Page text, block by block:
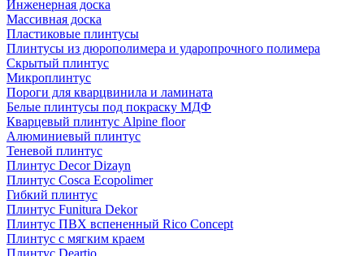
Инженерная доска
Массивная доска
Пластиковые плинтусы
Плинтусы из дюрополимера и ударопрочного полимера
Скрытый плинтус
Микроплинтус
Пороги для кварцвинила и ламината
Белые плинтусы под покраску МДФ
Кварцевый плинтус Alpine floor
Алюминиевый плинтус
Теневой плинтус
Плинтус Decor Dizayn
Плинтус Cosca Ecopolimer
Гибкий плинтус
Плинтус Funitura Dekor
Плинтус ПВХ вспененный Rico Concept
Плинтус с мягким краем
Плинтус Deartio